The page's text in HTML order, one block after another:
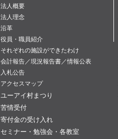
法人概要
法人理念
沿革
役員・職員紹介
それぞれの施設ができたわけ
会計報告／現況報告書／情報公表
入札公告
アクセスマップ
ユーアイ村まつり
苦情受付
寄付金の受け入れ
セミナー・勉強会・各教室